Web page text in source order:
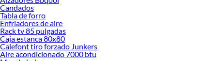
Candados
Tabla de forro
Enfriadores de aire
Rack tv 85 pulgadas
Caja estanca 80x80
Calefont tiro forzado Junkers
Aire acondicionado 7000 btu